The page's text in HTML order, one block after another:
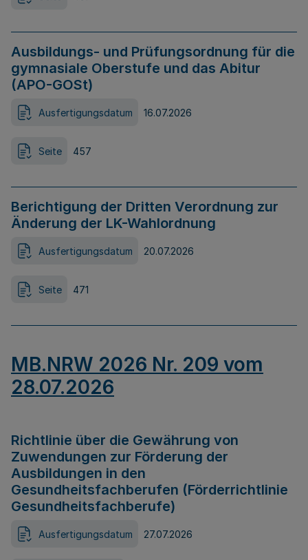
Ausbildungs- und Prüfungsordnung für die
gymnasiale Oberstufe und das Abitur
(APO-GOSt)
Ausfertigungsdatum 16.07.2026
Seite 457
Berichtigung der Dritten Verordnung zur
Änderung der LK-Wahlordnung
Ausfertigungsdatum 20.07.2026
Seite 471
MB.NRW 2026 Nr. 209 vom
28.07.2026
Richtlinie über die Gewährung von
Zuwendungen zur Förderung der
Ausbildungen in den
Gesundheitsfachberufen (Förderrichtlinie
Gesundheitsfachberufe)
Ausfertigungsdatum 27.07.2026